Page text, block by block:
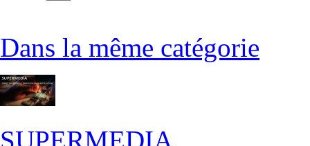
Dans la même catégorie